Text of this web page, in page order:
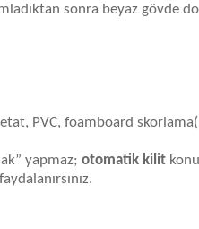
sonra beyaz gövde
PVC, foamboard
yapmaz; otomatik kilit